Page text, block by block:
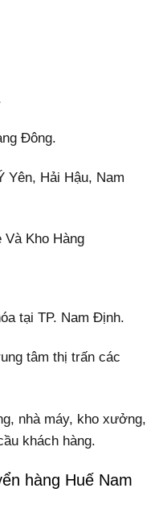
Đông.
Yên, Hải Hậu, Nam
Kho Hàng
tại TP. Nam Định.
tâm thị trấn các
nhà máy, kho xưởng,
khách hàng.
hàng Huế Nam